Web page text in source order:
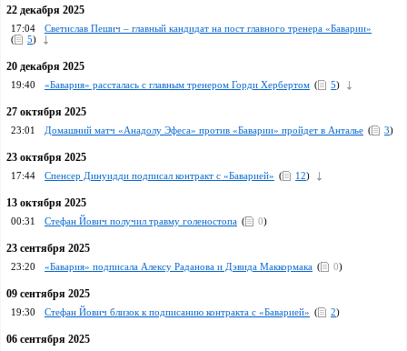
22 декабря 2025
17:04
Светислав Пешич – главный кандидат на пост главного тренера «Баварии»
(
5)
20 декабря 2025
19:40 «Бавария» рассталась с главным тренером Горди Хербертом ( 5)
27 октября 2025
23:01 Домашний матч «Анадолу Эфеса» против «Баварии» пройдет в Анталье ( 3)
23 октября 2025
17:44 Спенсер Динуидди подписал контракт с «Баварией» ( 12)
13 октября 2025
00:31 Стефан Йович получил травму голеностопа ( 0)
23 сентября 2025
23:20 «Бавария» подписала Алексу Раданова и Дэвида Маккормака ( 0)
09 сентября 2025
19:30 Стефан Йович близок к подписанию контракта с «Баварией» ( 2)
06 сентября 2025